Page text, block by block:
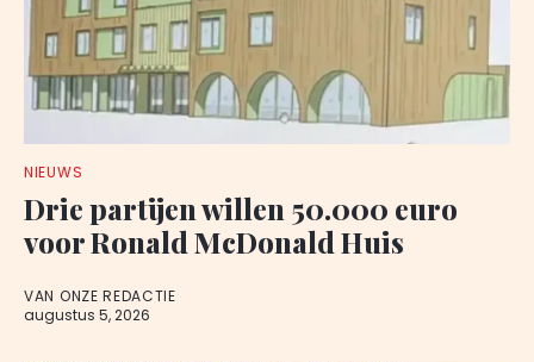
NIEUWS
Drie partijen willen 50.000 euro
voor Ronald McDonald Huis
VAN ONZE REDACTIE
augustus 5, 2026